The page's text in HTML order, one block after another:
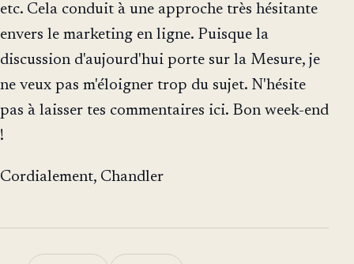
etc. Cela conduit à une approche très hésitante
envers le marketing en ligne. Puisque la
discussion d'aujourd'hui porte sur la Mesure, je
ne veux pas m'éloigner trop du sujet. N'hésite
pas à laisser tes commentaires ici. Bon week-end
!
Cordialement, Chandler